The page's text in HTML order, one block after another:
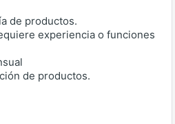
de productos.
experiencia o funciones
de productos.